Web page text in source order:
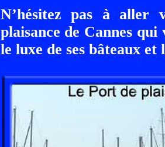
N’hésitez pas à aller
plaisance de Cannes
le luxe de ses bâteaux